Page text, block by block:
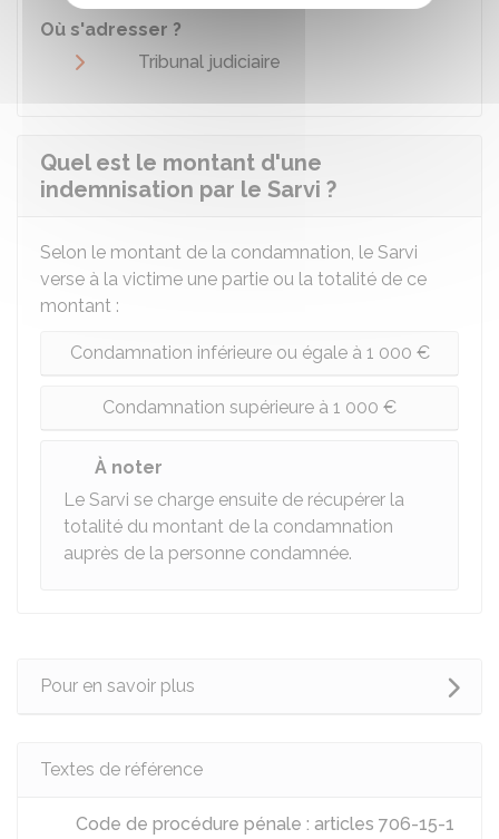
Où s'adresser ?
Tribunal judiciaire
Quel est le montant d'une
indemnisation par le Sarvi ?
Selon le montant de la condamnation, le Sarvi
verse à la victime une partie ou la totalité de ce
montant :
Condamnation inférieure ou égale à 1 000 €
Condamnation supérieure à 1 000 €
À noter
Le Sarvi se charge ensuite de récupérer la
totalité du montant de la condamnation
auprès de la personne condamnée.
Pour en savoir plus
Textes de référence
Code de procédure pénale : articles 706-15-1